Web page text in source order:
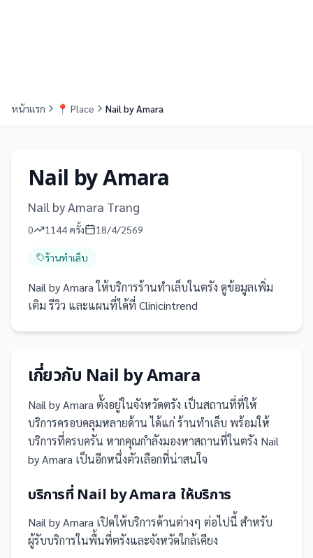
หน้าแรก 📍 Place Nail by Amara
Nail by Amara
Nail by Amara Trang
0 1144 ครั้ง 18/4/2569
ร้านทำเล็บ
Nail by Amara ให้บริการร้านทำเล็บในตรัง ดูข้อมูลเพิ่ม
เติม รีวิว และแผนที่ได้ที่ Clinicintrend
เกี่ยวกับ Nail by Amara
Nail by Amara ตั้งอยู่ในจังหวัดตรัง เป็นสถานที่ที่ให้
บริการครอบคลุมหลายด้าน ได้แก่ ร้านทำเล็บ พร้อมให้
บริการที่ครบครัน หากคุณกำลังมองหาสถานที่ในตรัง Nail
by Amara เป็นอีกหนึ่งตัวเลือกที่น่าสนใจ
บริการที่ Nail by Amara ให้บริการ
Nail by Amara เปิดให้บริการด้านต่างๆ ต่อไปนี้ สำหรับ
ผู้รับบริการในพื้นที่ตรังและจังหวัดใกล้เคียง